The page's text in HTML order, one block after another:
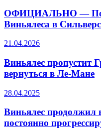
ОФИЦИАЛЬНО —
Виньялеса в
21.04.2026
Виньялес пропустит
вернуться в Ле-Мане
28.04.2025
Виньялес
постоянно